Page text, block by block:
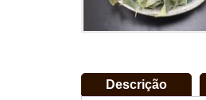
Descrição